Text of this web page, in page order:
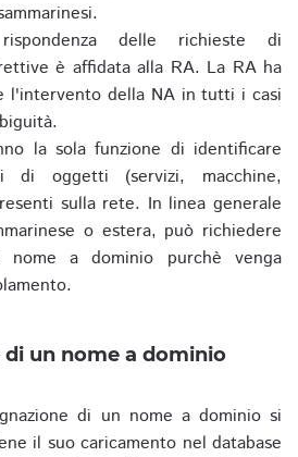
delle richieste di
è affidata alla RA. La RA ha
l'intervento della NA in tutti i casi
la sola funzione di identificare
di oggetti (servizi, macchine,
sulla rete. In linea generale
o estera, può richiedere
nome a dominio purchè venga
di un nome a dominio
di un nome a dominio si
il suo caricamento nel database